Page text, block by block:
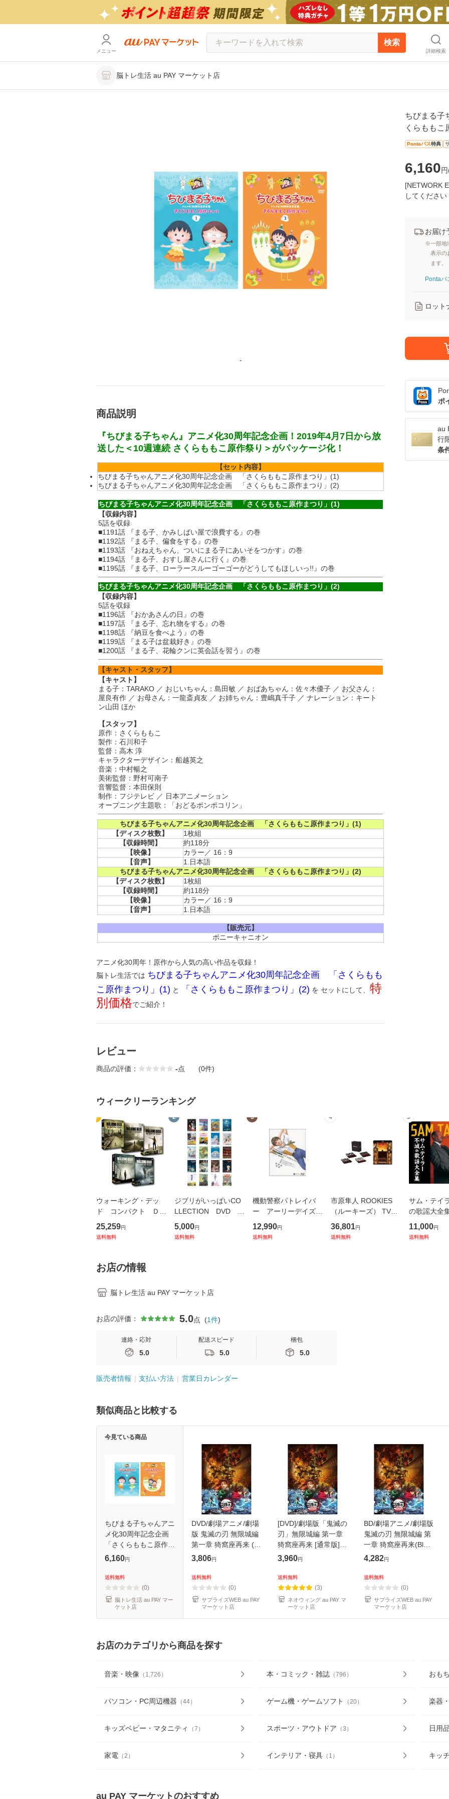
メニュー
検索
詳細検索
脳トレ生活 au PAY マーケット店
-
ちびまる子
くらももこ
Pontaパス特典
6,160
[NETWORK
してください
お届け
※一部地
表示の
ます。
Ponta
ロット
ポ
au
行
条
商品説明
『ちびまる子ちゃん』アニメ化30周年記念企画！2019年4月7日から放
送した＜10週連続 さくらももこ原作祭り＞がパッケージ化！
【セット内容】
ちびまる子ちゃんアニメ化30周年記念企画 「さくらももこ原作まつり」(1)
ちびまる子ちゃんアニメ化30周年記念企画 「さくらももこ原作まつり」(2)
ちびまる子ちゃんアニメ化30周年記念企画 「さくらももこ原作まつり」(1)
【収録内容】
5話を収録
■1191話 『まる子、かみしばい屋で浪費する』の巻
■1192話 『まる子、偏食をする』の巻
■1193話 『おねえちゃん、ついにまる子にあいそをつかす』の巻
■1194話 『まる子、おすし屋さんに行く』の巻
■1195話 『まる子、ローラースルーゴーゴーがどうしてもほしいっ!!』の巻
ちびまる子ちゃんアニメ化30周年記念企画 「さくらももこ原作まつり」(2)
【収録内容】
5話を収録
■1196話 『おかあさんの日』の巻
■1197話 『まる子、忘れ物をする』の巻
■1198話 『納豆を食べよう』の巻
■1199話 『まる子は盆栽好き』の巻
■1200話 『まる子、花輪クンに英会話を習う』の巻
【キャスト・スタッフ】
【キャスト】
まる子：TARAKO ／ おじいちゃん：島田敏 ／ おばあちゃん：佐々木優子 ／ お父さん：
屋良有作 ／ お母さん：一龍斎貞友 ／ お姉ちゃん：豊嶋真千子 ／ ナレーション：キート
ン山田 ほか
【スタッフ】
原作：さくらももこ
製作：石川和子
監督：高木 淳
キャラクターデザイン：船越英之
音楽：中村暢之
美術監督：野村可南子
音響監督：本田保則
制作：フジテレビ ／ 日本アニメーション
オープニング主題歌：「おどるポンポコリン」
ちびまる子ちゃんアニメ化30周年記念企画 「さくらももこ原作まつり」(1)
【ディスク枚数】
1枚組
【収録時間】
約118分
【映像】
カラー／ 16：9
【音声】
1.日本語
ちびまる子ちゃんアニメ化30周年記念企画 「さくらももこ原作まつり」(2)
【ディスク枚数】
1枚組
【収録時間】
約118分
【映像】
カラー／ 16：9
【音声】
1.日本語
【販売元】
ポニーキャニオン
アニメ化30周年！原作から人気の高い作品を収録！
脳トレ生活では ちびまる子ちゃんアニメ化30周年記念企画 「さくらもも
こ原作まつり」(1) と 「さくらももこ原作まつり」(2) を セットにして、 特
別価格でご紹介！
レビュー
商品の評価： -点 (0件)
ウィークリーランキング
1
ウォーキング・デッ
ド コンパクト ＤＶ
Ｄ−ＢＯＸ シーズン
1〜5 セット
25,259円
送料無料
2
ジブリがいっぱいCO
LLECTION DVD 各
20タイトル 単品売
り
5,000円
送料無料
3
機動警察パトレイバ
ー アーリーデイズ
ブルーレイ
12,990円
送料無料
4
市原隼人 ROOKIES
（ルーキーズ） TVド
ラマ版 + 映画版 Blu-r
ay セット
36,801円
送料無料
5
サム・テイ
の歌謡大全
X 6枚組
ューアル版
11,000円
送料無料
お店の情報
脳トレ生活 au PAY マーケット店
お店の評価： 5.0点 (1件)
連絡・応対
5.0
配送スピード
5.0
梱包
5.0
販売者情報 支払い方法 営業日カレンダー
類似商品と比較する
ちびまる子ちゃんアニ
メ化30周年記念企画
「さくらももこ原作ま
つり」 １+２ DVDセ
6,160円
送料無料
(0)
脳トレ生活 au PAY マー
ケット店
今見ている商品
DVD/劇場アニメ/劇場
版 鬼滅の刃 無限城編
第一章 猗窩座再来 (通
常版)
3,806円
送料無料
(0)
サプライズWEB au PAY
マーケット店
[DVD]/劇場版「鬼滅の
刃」無限城編 第一章
猗窩座再来 [通常版]/
アニメ/ANSB-18501
3,960円
送料無料
(3)
ネオウィング au PAY マ
ーケット店
BD/劇場アニメ/劇場版
鬼滅の刃 無限城編 第
一章 猗窩座再来(Blu-
ray) (通常版)
4,282円
送料無料
(0)
サプライズWEB au PAY
マーケット店
お店のカテゴリから商品を探す
音楽・映像 （ 1,726 ） 本・コミック・雑誌（796 ） おも
パソコン・PC周辺機器 （44） ゲーム機・ゲームソフト （ 20） 楽器
キッズベビー・マタニティ （7 ） スポーツ・アウトドア （3 ） 日用
家電 （ 2 ） インテリア・寝具（ 1 ） キッ
au PAY マーケットのおすすめ